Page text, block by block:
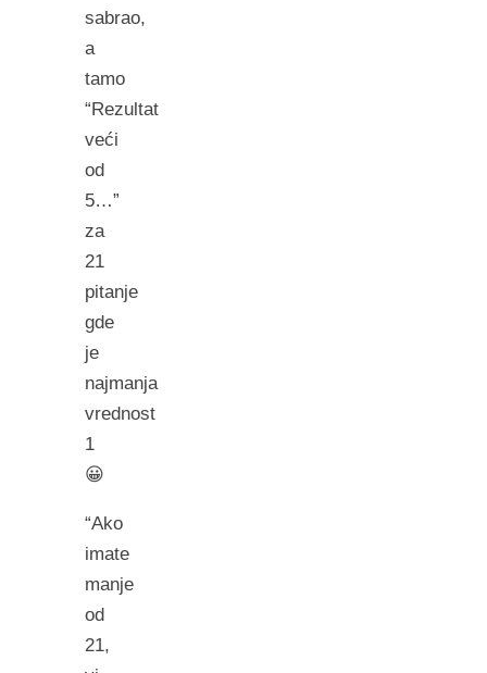
sabrao,
a
tamo
“Rezultat
veći
od
5…”
za
21
pitanje
gde
je
najmanja
vrednost
1
😀
“Ako
imate
manje
od
21,